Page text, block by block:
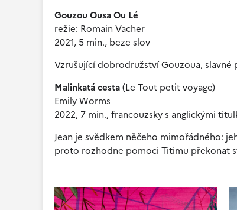
Gouzou Ousa Ou Lé
režie: Romain Vacher
2021, 5 min., beze slov
Vzrušující dobrodružství Gouzoua, slavné
Malinkatá cesta(Le Tout petit voyage)
Emily Worms
2022, 7 min., francouzsky s anglickými
Jean je svědkem něčeho mimořádného:
proto rozhodne pomoci Titimu překonat